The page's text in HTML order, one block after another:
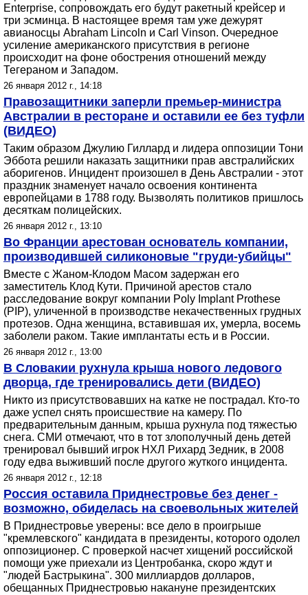
Enterprise, сопровождать его будут ракетный крейсер и
три эсминца. В настоящее время там уже дежурят
авианосцы Abraham Lincoln и Carl Vinson. Очередное
усиление американского присутствия в регионе
происходит на фоне обострения отношений между
Тегераном и Западом.
26 января 2012 г., 14:18
Правозащитники заперли премьер-министра
Австралии в ресторане и оставили ее без туфли
(ВИДЕО)
Таким образом Джулию Гиллард и лидера оппозиции Тони
Эббота решили наказать защитники прав австралийских
аборигенов. Инцидент произошел в День Австралии - этот
праздник знаменует начало освоения континента
европейцами в 1788 году. Вызволять политиков пришлось
десяткам полицейских.
26 января 2012 г., 13:10
Во Франции арестован основатель компании,
производившей силиконовые "груди-убийцы"
Вместе с Жаном-Клодом Масом задержан его
заместитель Клод Кути. Причиной арестов стало
расследование вокруг компании Poly Implant Prothese
(PIP), уличенной в производстве некачественных грудных
протезов. Одна женщина, вставившая их, умерла, восемь
заболели раком. Такие имплантаты есть и в России.
26 января 2012 г., 13:00
В Словакии рухнула крыша нового ледового
дворца, где тренировались дети (ВИДЕО)
Никто из присутствовавших на катке не пострадал. Кто-то
даже успел снять происшествие на камеру. По
предварительным данным, крыша рухнула под тяжестью
снега. СМИ отмечают, что в тот злополучный день детей
тренировал бывший игрок НХЛ Рихард Зедник, в 2008
году едва выживший после другого жуткого инцидента.
26 января 2012 г., 12:18
Россия оставила Приднестровье без денег -
возможно, обиделась на своевольных жителей
В Приднестровье уверены: все дело в проигрыше
"кремлевского" кандидата в президенты, которого одолел
оппозиционер. С проверкой насчет хищений российской
помощи уже приехали из Центробанка, скоро ждут и
"людей Бастрыкина". 300 миллиардов долларов,
обещанных Приднестровью накануне президентских